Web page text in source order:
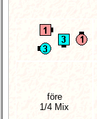
före
1/4 Mix